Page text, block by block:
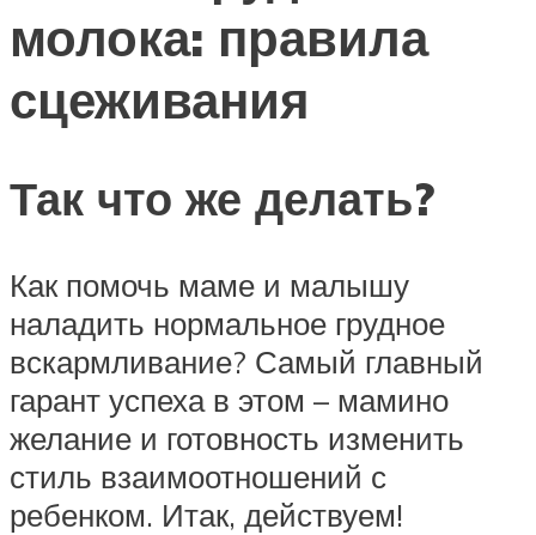
молока: правила
сцеживания
Так что же делать?
Как помочь маме и малышу
наладить нормальное грудное
вскармливание? Самый главный
гарант успеха в этом – мамино
желание и готовность изменить
стиль взаимоотношений с
ребенком. Итак, действуем!